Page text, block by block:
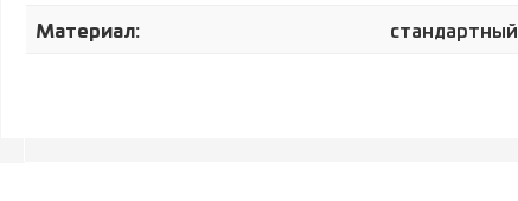
Материал: стандартный